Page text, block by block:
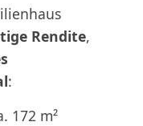
Rendite,
:
172 m²